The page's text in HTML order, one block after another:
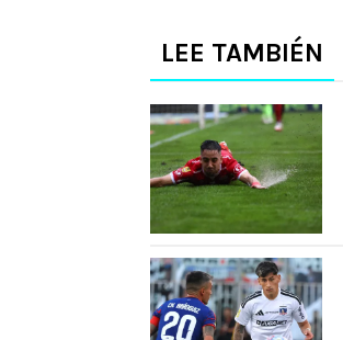
LEE TAMBIÉN